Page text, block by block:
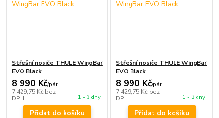
Střešní nosiče THULE WingBar
EVO Black
8 990 Kč/pár
7 429,75 Kč bez
DPH
1 - 3 dny
Přidat do košíku
Střešní nosiče THULE WingBar
EVO Black
8 990 Kč/pár
7 429,75 Kč bez
DPH
1 - 3 dny
Přidat do košíku